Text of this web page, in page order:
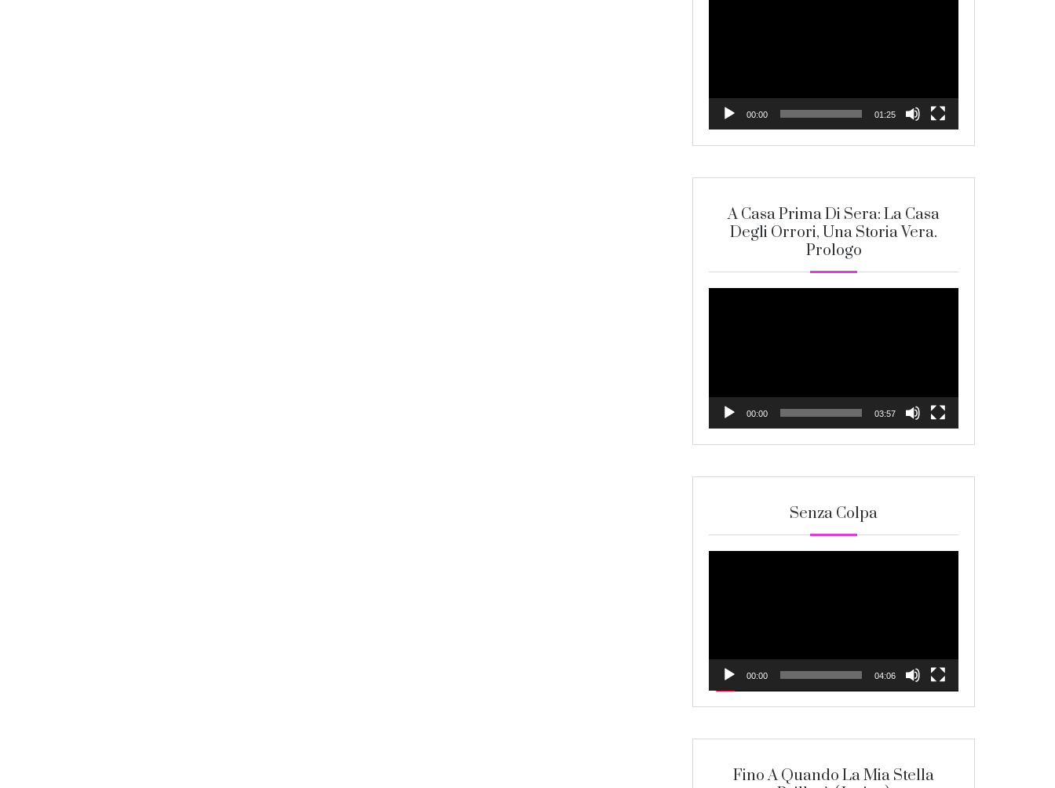
00:00 01:25
A Casa Prima Di Sera: La Casa
Degli Orrori, Una Storia Vera.
Prologo
00:00 03:57
Senza Colpa
00:00 04:06
Fino A Quando La Mia Stella